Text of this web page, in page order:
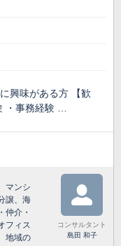
興味がある方 【歓
・事務経験 …
マンシ
譲、海
仲介・
フィス
地域の
コンサルタント
島田 和子